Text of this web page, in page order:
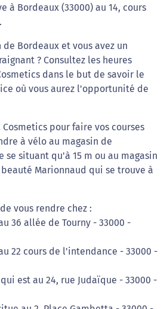
à Bordeaux (33000) au 14, cours
Bordeaux et vous avez un
? Consultez les heures
dans le but de savoir le
où vous aurez l'opportunité de
Cosmetics pour faire vos courses
à vélo au magasin de
se situant qu'à 15 m ou au magasin
Marionnaud qui se trouve à
vous rendre chez :
36 allée de Tourny - 33000 -
22 cours de l'intendance - 33000 -
est au 24, rue Judaïque - 33000 -